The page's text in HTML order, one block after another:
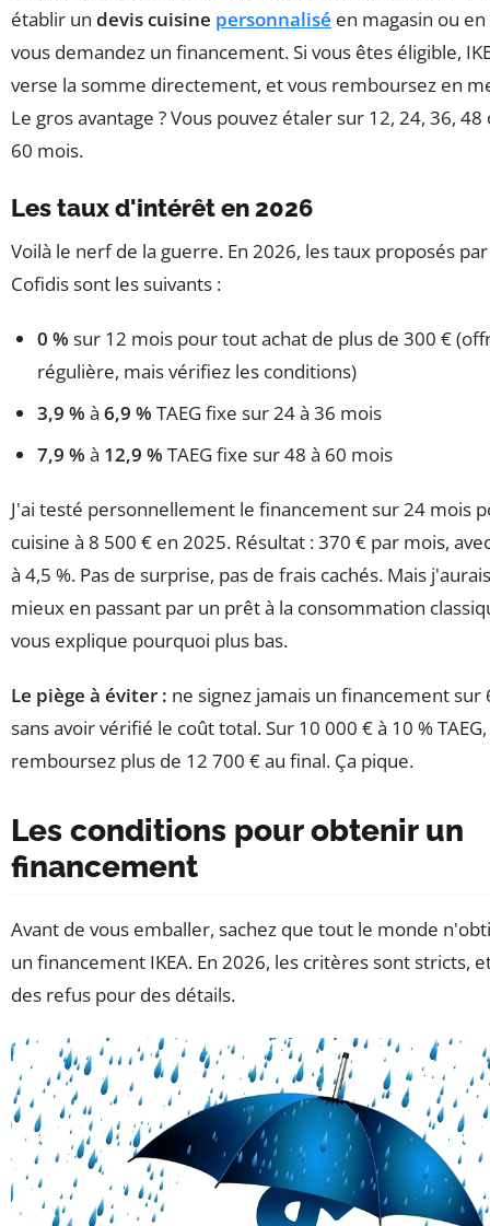
établir un devis cuisine personnalisé en magasin ou
vous demandez un financement. Si vous êtes éligible,
verse la somme directement, et vous remboursez en
Le gros avantage ? Vous pouvez étaler sur 12, 24, 36,
60 mois.
Les taux d'intérêt en 2026
Voilà le nerf de la guerre. En 2026, les taux proposés par
Cofidis sont les suivants :
0 % sur 12 mois pour tout achat de plus de 300 €
régulière, mais vérifiez les conditions)
3,9 % à 6,9 % TAEG fixe sur 24 à 36 mois
7,9 % à 12,9 % TAEG fixe sur 48 à 60 mois
J'ai testé personnellement le financement sur 24 mois
cuisine à 8 500 € en 2025. Résultat : 370 € par mois,
à 4,5 %. Pas de surprise, pas de frais cachés. Mais
mieux en passant par un prêt à la consommation
vous explique pourquoi plus bas.
Le piège à éviter : ne signez jamais un financement sur
sans avoir vérifié le coût total. Sur 10 000 € à 10 %
remboursez plus de 12 700 € au final. Ça pique.
Les conditions pour obtenir un
financement
Avant de vous emballer, sachez que tout le monde
un financement IKEA. En 2026, les critères sont stricts,
des refus pour des détails.